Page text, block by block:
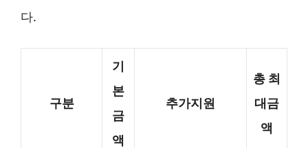
다.
구분
기
본
금
액
추가지원
총 최
대금
액